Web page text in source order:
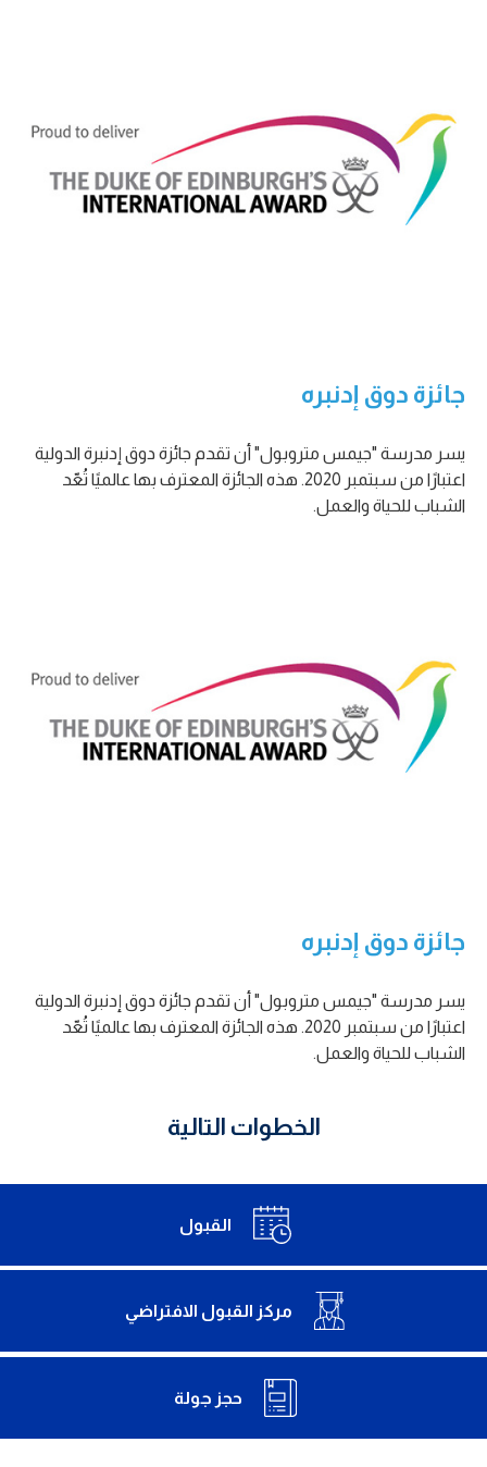
جائزة دوق إدنبره
يسر مدرسة "جيمس متروبول" أن تقدم جائزة دوق إدنبرة الدولية
اعتبارًا من سبتمبر 2020. هذه الجائزة المعترف بها عالميًا تُعّد
الشباب للحياة والعمل.
جائزة دوق إدنبره
يسر مدرسة "جيمس متروبول" أن تقدم جائزة دوق إدنبرة الدولية
اعتبارًا من سبتمبر 2020. هذه الجائزة المعترف بها عالميًا تُعّد
الشباب للحياة والعمل.
الخطوات التالية
القبول
مركز القبول الافتراضي
حجز جولة